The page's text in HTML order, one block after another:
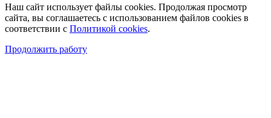
Наш сайт использует файлы cookies. Продолжая просмотр
сайта, вы соглашаетесь с использованием файлов cookies в
соответствии с Политикой cookies.
Продолжить работу